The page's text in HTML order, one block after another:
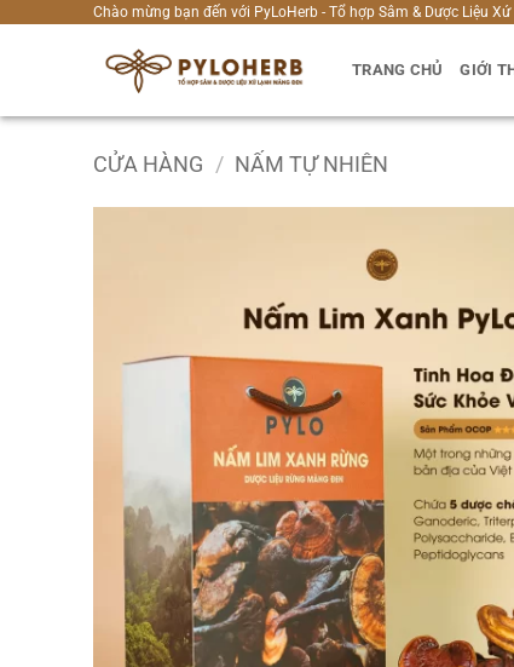
Chào mừng bạn đến với PyLoHerb - Tổ hợp Sâm & Dược Liệu
TRANG CHỦ GIỚI
CỬA HÀNG / NẤM TỰ NHIÊN